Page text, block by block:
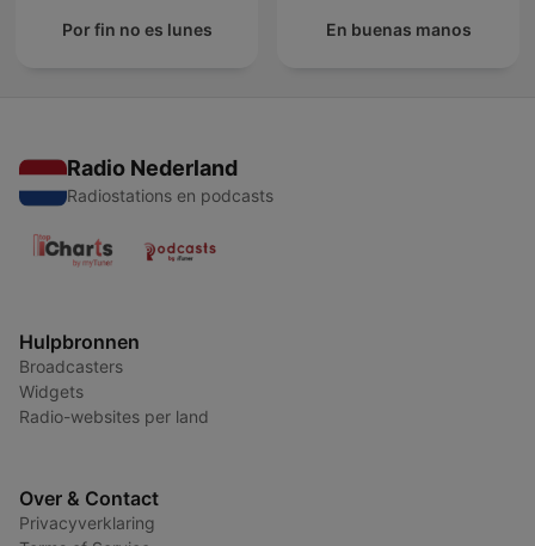
Por fin no es lunes En buenas manos
Radio Nederland
Radiostations en podcasts
Hulpbronnen
Broadcasters
Widgets
Radio-websites per land
Over & Contact
Privacyverklaring